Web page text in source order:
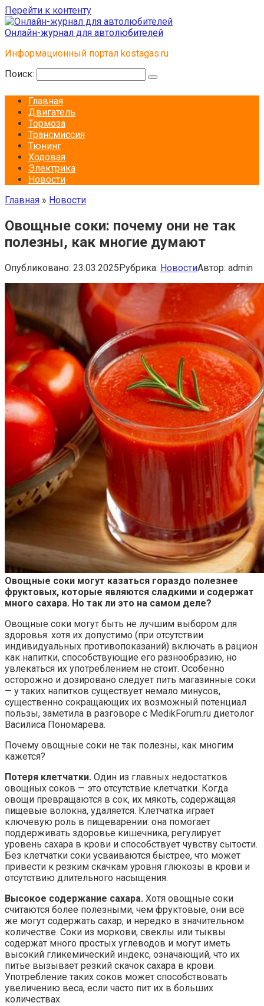
Перейти к контенту
Онлайн-журнал для автолюбителей
Информационный портал kostagas.ru
Поиск:
Главная
Двигатель
Тормоза
Трансмиссия
Тюнинг
Ходовая
Электрика
Новости
Главная » Новости
Овощные соки: почему они не так
полезны, как многие думают
Опубликовано: 23.03.2025Рубрика: НовостиАвтор: admin
Овощные соки могут казаться гораздо полезнее
фруктовых, которые являются сладкими и содержат
много сахара. Но так ли это на самом деле?
Овощные соки могут быть не лучшим выбором для
здоровья: хотя их допустимо (при отсутствии
индивидуальных противопоказаний) включать в рацион
как напитки, способствующие его разнообразию, но
увлекаться их употреблением не стоит. Особенно
осторожно и дозировано следует пить магазинные соки
— у таких напитков существует немало минусов,
существенно сокращающих их возможный потенциал
пользы, заметила в разговоре с MedikForum.ru диетолог
Василиса Пономарева.
Почему овощные соки не так полезны, как многим
кажется?
Потеря клетчатки. Один из главных недостатков
овощных соков — это отсутствие клетчатки. Когда
овощи превращаются в сок, их мякоть, содержащая
пищевые волокна, удаляется. Клетчатка играет
ключевую роль в пищеварении: она помогает
поддерживать здоровье кишечника, регулирует
уровень сахара в крови и способствует чувству сытости.
Без клетчатки соки усваиваются быстрее, что может
привести к резким скачкам уровня глюкозы в крови и
отсутствию длительного насыщения.
Высокое содержание сахара. Хотя овощные соки
считаются более полезными, чем фруктовые, они всё
же могут содержать сахар, и нередко в значительном
количестве. Соки из моркови, свеклы или тыквы
содержат много простых углеводов и могут иметь
высокий гликемический индекс, означающий, что их
питье вызывает резкий скачок сахара в крови.
Употребление таких соков может способствовать
увеличению веса, если часто пит их в больших
количествах.